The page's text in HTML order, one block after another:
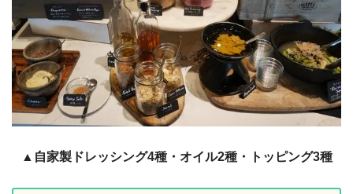
▲自家製ドレッシング4種・オイル2種・トッピング3種